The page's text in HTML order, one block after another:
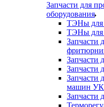
Запчасти для
оборудования
ТЭНы для
ТЭНы для
Запчасти
Запчасти
Запчасти
Запчасти
машин
Запчасти